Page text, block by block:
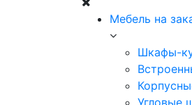
Мебель на
Шкафы-
Угловые